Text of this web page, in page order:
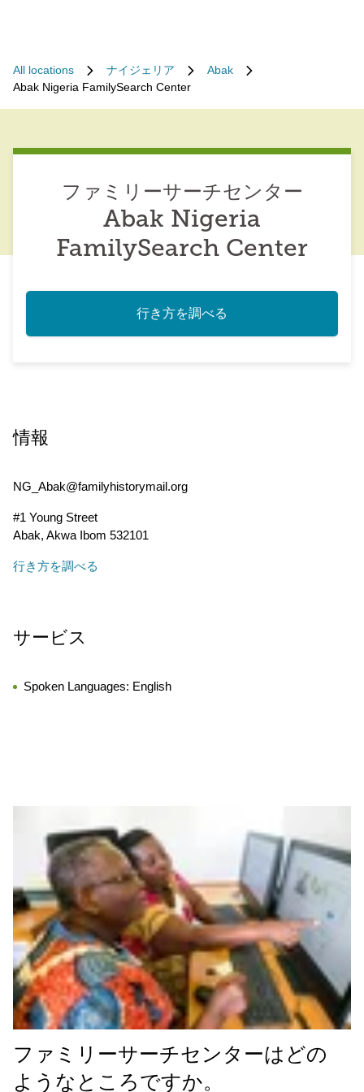
All locations ナイジェリア
Abak
Abak Nigeria FamilySearch Center
ファミリーサーチセンター
Abak Nigeria
FamilySearch Center
行き方を調べる
情報
NG_Abak@familyhistorymail.org
#1 Young Street
Abak, Akwa Ibom 532101
行き方を調べる
サービス
Spoken Languages: English
ファミリーサーチセンターはどの
ようなところですか。